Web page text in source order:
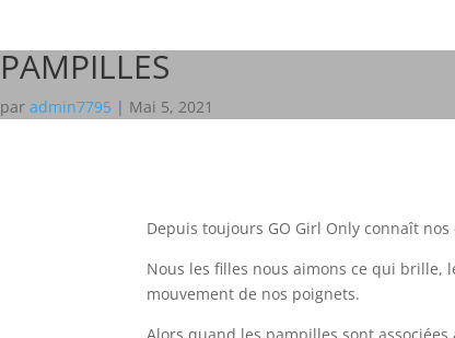
PAMPILLES
par admin7795 | Mai 5, 2021
Depuis toujours GO Girl Only connaît nos
Nous les filles nous aimons ce qui brille,
mouvement de nos poignets.